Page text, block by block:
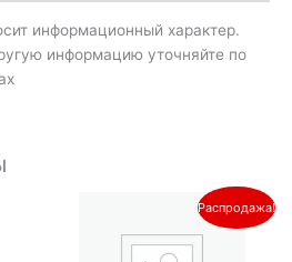
информационный характер.
информацию уточняйте по
Распродажа!
Первоначальная
составляла
300₽.